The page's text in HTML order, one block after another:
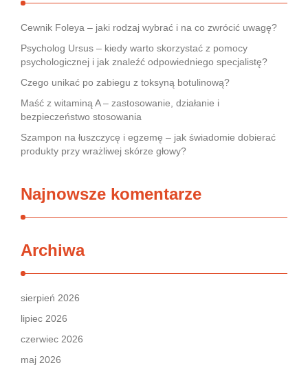
Cewnik Foleya – jaki rodzaj wybrać i na co zwrócić uwagę?
Psycholog Ursus – kiedy warto skorzystać z pomocy
psychologicznej i jak znaleźć odpowiedniego specjalistę?
Czego unikać po zabiegu z toksyną botulinową?
Maść z witaminą A – zastosowanie, działanie i
bezpieczeństwo stosowania
Szampon na łuszczycę i egzemę – jak świadomie dobierać
produkty przy wrażliwej skórze głowy?
Najnowsze komentarze
Archiwa
sierpień 2026
lipiec 2026
czerwiec 2026
maj 2026